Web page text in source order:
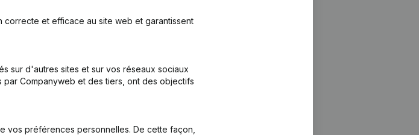
et efficace au site web et garantissent
sur d'autres sites et sur vos réseaux sociaux
Companyweb et des tiers, ont des objectifs
préférences personnelles. De cette façon,